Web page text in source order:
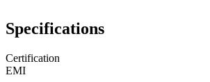
Specifications
Certification
EMI